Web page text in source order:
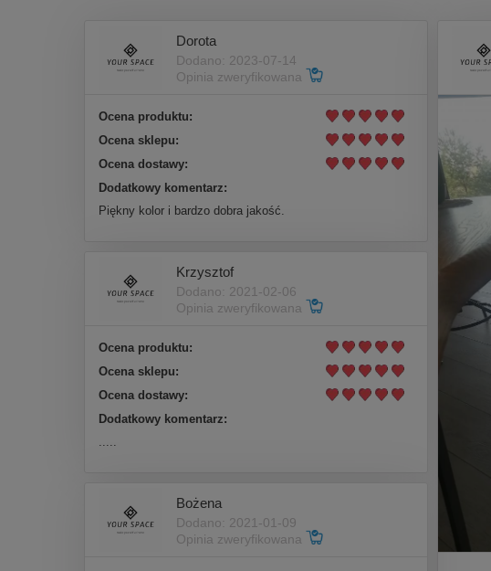
Dorota
Dodano: 2023-07-14
Opinia zweryfikowana
Ocena produktu:
Ocena sklepu:
Ocena dostawy:
Dodatkowy komentarz:
Piękny kolor i bardzo dobra jakość.
Krzysztof
Dodano: 2021-02-06
Opinia zweryfikowana
Ocena produktu:
Ocena sklepu:
Ocena dostawy:
Dodatkowy komentarz:
.....
Bożena
Dodano: 2021-01-09
Opinia zweryfikowana